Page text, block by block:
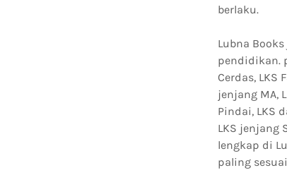
berlaku.
Lubna
pendidikan.
Cerdas, LKS
jenjang MA,
Pindai, LKS
LKS jenjang
lengkap di
paling